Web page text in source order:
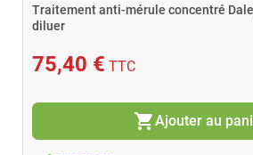
Traitement anti-mérule concentré
diluer
75,40 € TTC
shopping_cartAjouter au